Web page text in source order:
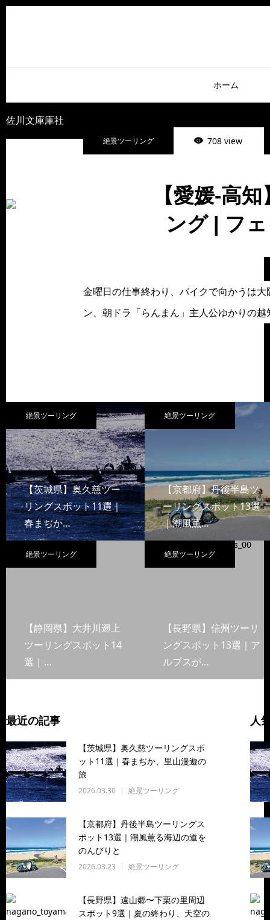
ホーム
佐川文庫庫社
絶景ツーリング
708 view
【愛媛-高
ング | フ
金曜日の仕事終わり、バイクで向かうは
ン、朝ドラ「らんまん」主人公ゆかりの
絶景ツーリング
【茨城県】奥久慈ツー
リングスポット11選｜
春まぢか…
絶景ツーリング
【京都府】丹後半島ツ
ーリングスポット13選
｜潮風薫…
絶景ツーリング
【静岡県】大井川遡上
ツーリングスポット14
選 | …
絶景ツーリング
【長野県】信州ツーリ
ングスポット13選｜ア
ルプスが…
最近の記事
【茨城県】奥久慈ツーリングスポ
ット11選｜春まぢか、里山漫遊の
旅
2026.03.30 絶景ツーリング
【京都府】丹後半島ツーリングス
ポット13選｜潮風薫る海辺の道を
のんびりと
2026.03.23 絶景ツーリング
【長野県】遠山郷〜下栗の里周辺
スポット9選｜夏の終わり、天空の
人